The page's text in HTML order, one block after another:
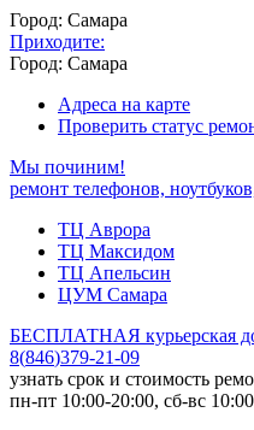
Город: Самара
Приходите:
Город: Самара
Адреса на карте
Проверить статус
Мы починим!
ремонт телефонов,
ТЦ Аврора
ТЦ Максидом
ТЦ Апельсин
ЦУМ Самара
БЕСПЛАТНАЯ курьерская
8(846)379-21-09
узнать срок и стоимость
пн-пт 10:00-20:00, сб-вс